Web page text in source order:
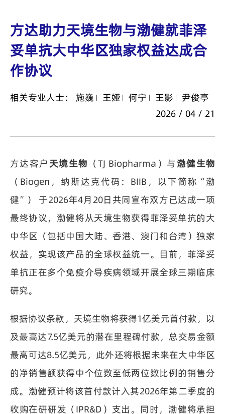
方达助力天境生物与渤健就菲泽
妥单抗大中华区独家权益达成合
作协议
相关专业人士： 施巍 王娅 何宁 王影
尹俊亭
2026 / 04 / 21
方达客户天境生物 （TJ Biopharma）与渤健生物
（Biogen，纳斯达克代码：BIIB，以下简称“渤
健”） 于2026年4月20日共同宣布双方已达成一项
最终协议，渤健将从天境生物获得菲泽妥单抗的大
中华区（包括中国大陆、香港、澳门和台湾）独家
权益，实现该产品的全球权益统一。目前，菲泽妥
单抗正在多个免疫介导疾病领域开展全球三期临床
研究。
根据协议条款，天境生物将获得1亿美元首付款，以
及最高达7.5亿美元的潜在里程碑付款，总交易金额
最高可达8.5亿美元，此外还将根据未来在大中华区
的净销售额获得中个位数至低两位数比例的销售分
成。渤健预计将该首付款计入其2026年第二季度的
收购在研研发（IPR&D）支出。同时，渤健将承担